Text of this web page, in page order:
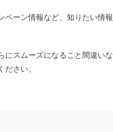
ペーン情報など、知りたい情報
にスムーズになること間違いな
さい。